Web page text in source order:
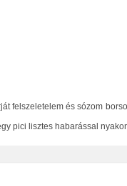
felszeletelem és sózom
pici lisztes habarással